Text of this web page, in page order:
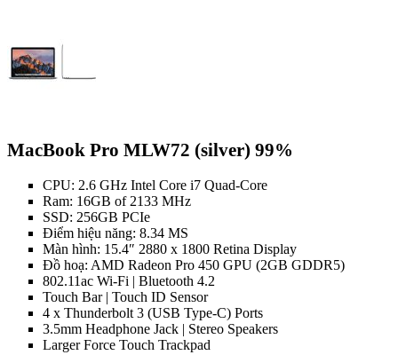
MacBook Pro MLW72 (silver) 99%
CPU: 2.6 GHz Intel Core i7 Quad-Core
Ram: 16GB of 2133 MHz
SSD: 256GB PCIe
Điểm hiệu năng: 8.34 MS
Màn hình: 15.4″ 2880 x 1800 Retina Display
Đồ hoạ: AMD Radeon Pro 450 GPU (2GB GDDR5)
802.11ac Wi-Fi | Bluetooth 4.2
Touch Bar | Touch ID Sensor
4 x Thunderbolt 3 (USB Type-C) Ports
3.5mm Headphone Jack | Stereo Speakers
Larger Force Touch Trackpad